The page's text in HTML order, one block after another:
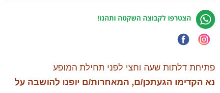
הצטרפו לקבוצה השקטה ותהנו!
פתיחת דלתות שעה וחצי לפני תחילת המופע
נא הקדימו הגעתכן/ם, המאחרות/ם יופנו להושבה על